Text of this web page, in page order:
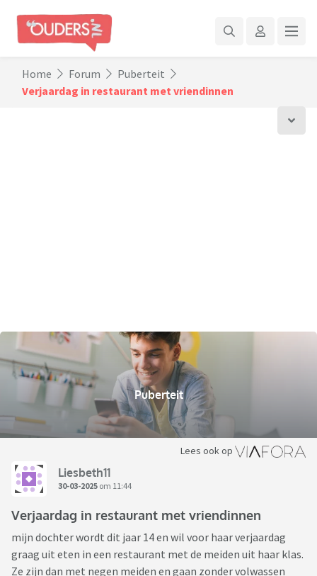
Home Forum
Puberteit
Verjaardag in restaurant met vriendinnen
Puberteit
Lees ook op
Liesbeth11
30-03-2025 om 11:44
Verjaardag in restaurant met vriendinnen
mijn dochter wordt dit jaar 14 en wil voor haar verjaardag
graag uit eten in een restaurant met de meiden uit haar klas.
Ze zijn dan met negen meiden en gaan zonder volwassen